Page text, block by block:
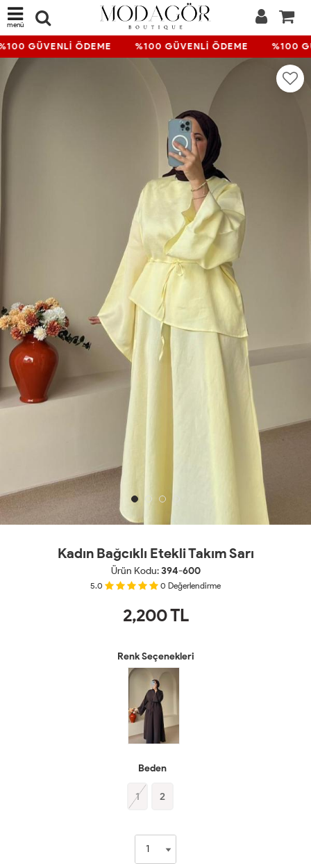
menü
GÜVENLİ ÖDEME %100 GÜVENLİ ÖDEME %100
Kadın Bağcıklı Etekli Takım Sarı
Ürün Kodu:394-600
5.0 0 Değerlendirme
2,200TL
Renk Seçenekleri
Beden
1 2